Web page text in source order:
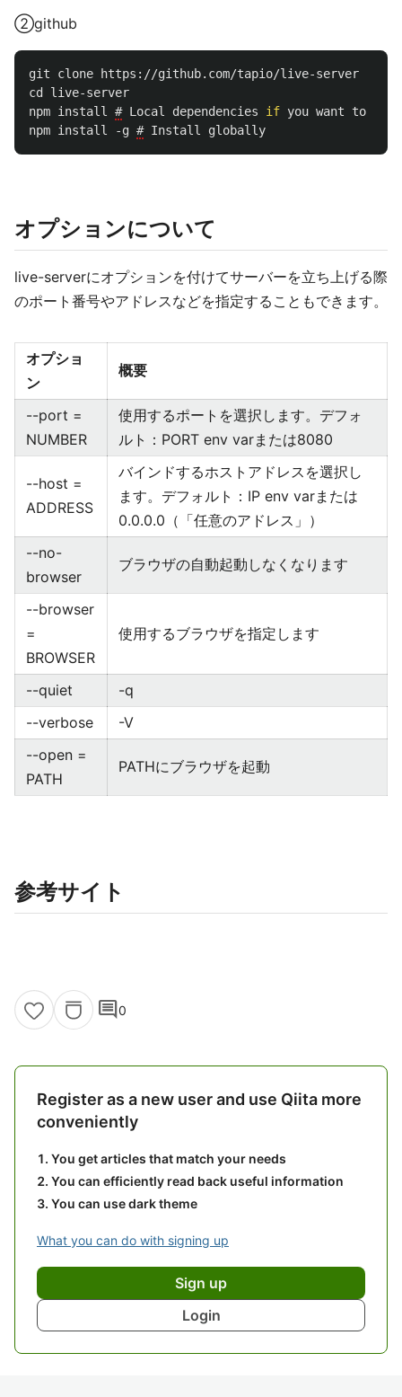
②github
git clone
https://github.com/tapio/live-server
cd
live-server
npm install # Local dependencies if you want to
npm install -g # Install globally
オプションについて
live-serverにオプションを付けてサーバーを立ち上げる際
のポート番号やアドレスなどを指定することもできます。
オプショ
ン
概要
--port =
NUM​​BER
使用するポートを選択します。デフォ
ルト：PORT env varまたは8080
--host =
ADDRESS
バインドするホストアドレスを選択し
ます。デフォルト：IP env varまたは
0.0.0.0（「任意のアドレス」）
--no-
browser
ブラウザの自動起動しなくなります
--browser
=
BROWSER
使用するブラウザを指定します
--quiet
-q
--verbose
-V
--open =
PATH
PATHにブラウザを起動
参考サイト
comment0
Register as a new user and use Qiita more
conveniently
You get articles that match your needs
You can efficiently read back useful information
You can use dark theme
What you can do with signing up
Sign up
Login